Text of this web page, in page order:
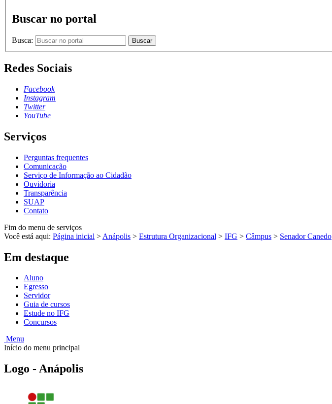
Buscar no portal
Busca: Buscar
Redes Sociais
Facebook
Instagram
Twitter
YouTube
Serviços
Perguntas frequentes
Comunicação
Serviço de Informação ao Cidadão
Ouvidoria
Transparência
SUAP
Contato
Fim do menu de serviços
Você está aqui: Página inicial > Anápolis > Estrutura Organizacional > IFG > Câmpus > Senador Canedo
Em destaque
Aluno
Egresso
Servidor
Guia de cursos
Estude no IFG
Concursos
Menu
Início do menu principal
Logo - Anápolis